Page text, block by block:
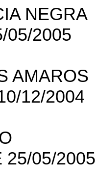
NEGRA
05/2005
AMAROS
12/2004
25/05/2005